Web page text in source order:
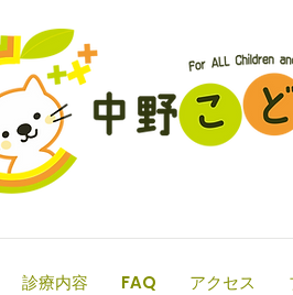
診療内容 FAQ アクセス